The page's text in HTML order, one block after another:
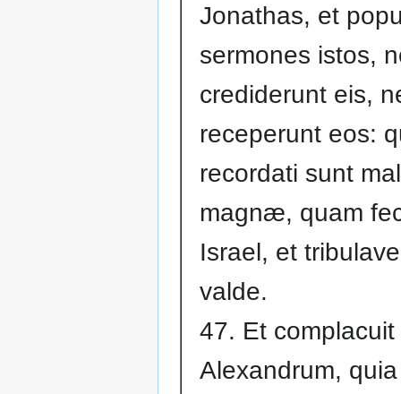
Jonathas, et
sermones istos,
crediderunt eis,
receperunt eos:
recordati sunt
magnæ, quam
Israel, et
valde.
47. Et complacuit
Alexandrum,